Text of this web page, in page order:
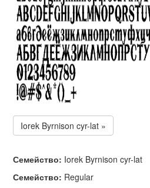
Iorek Byrnison cyr-lat »
Семейство: Iorek Byrnison cyr-lat
Семейство: Regular